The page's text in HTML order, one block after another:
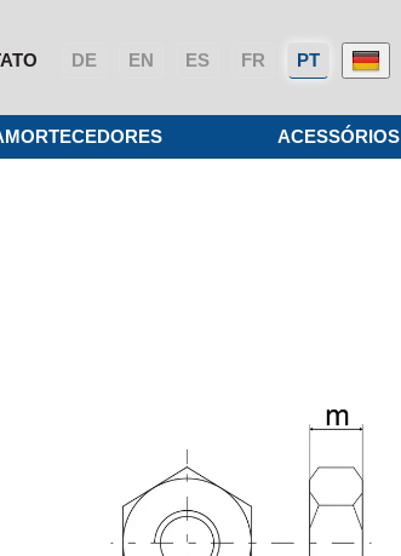
PT
FR
ES
EN
DE
ACESSÓRIOS